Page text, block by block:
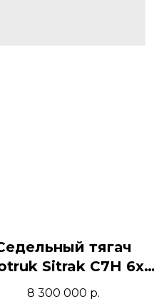
тягач
Sitrak C7H 6x4
(2022)
8 300 000 р.